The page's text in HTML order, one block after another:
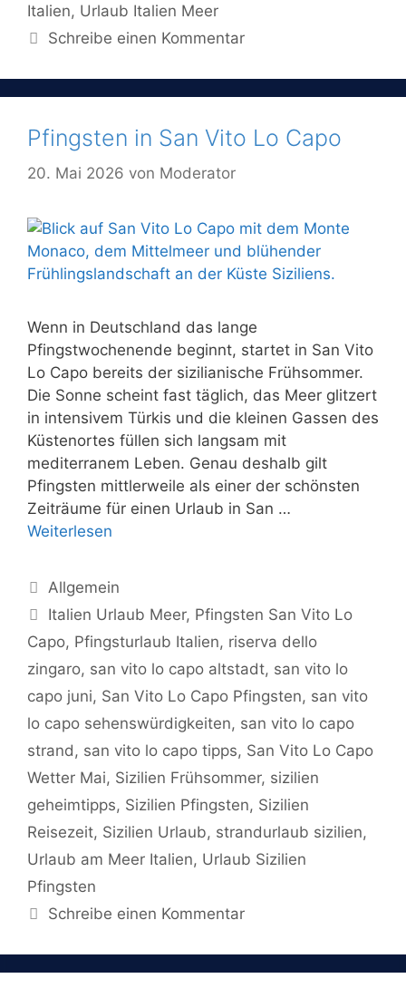
Italien, Urlaub Italien Meer
Schreibe einen Kommentar
Pfingsten in San Vito Lo Capo
20. Mai 2026 von Moderator
Wenn in Deutschland das lange
Pfingstwochenende beginnt, startet in San Vito
Lo Capo bereits der sizilianische Frühsommer.
Die Sonne scheint fast täglich, das Meer glitzert
in intensivem Türkis und die kleinen Gassen des
Küstenortes füllen sich langsam mit
mediterranem Leben. Genau deshalb gilt
Pfingsten mittlerweile als einer der schönsten
Zeiträume für einen Urlaub in San …
Weiterlesen
Kategorien
Allgemein
Schlagwörter
Italien Urlaub Meer, Pfingsten San Vito Lo
Capo, Pfingsturlaub Italien, riserva dello
zingaro, san vito lo capo altstadt, san vito lo
capo juni, San Vito Lo Capo Pfingsten, san vito
lo capo sehenswürdigkeiten, san vito lo capo
strand , san vito lo capo tipps, San Vito Lo Capo
Wetter Mai, Sizilien Frühsommer, sizilien
geheimtipps, Sizilien Pfingsten, Sizilien
Reisezeit, Sizilien Urlaub, strandurlaub sizilien,
Urlaub am Meer Italien, Urlaub Sizilien
Pfingsten
Schreibe einen Kommentar